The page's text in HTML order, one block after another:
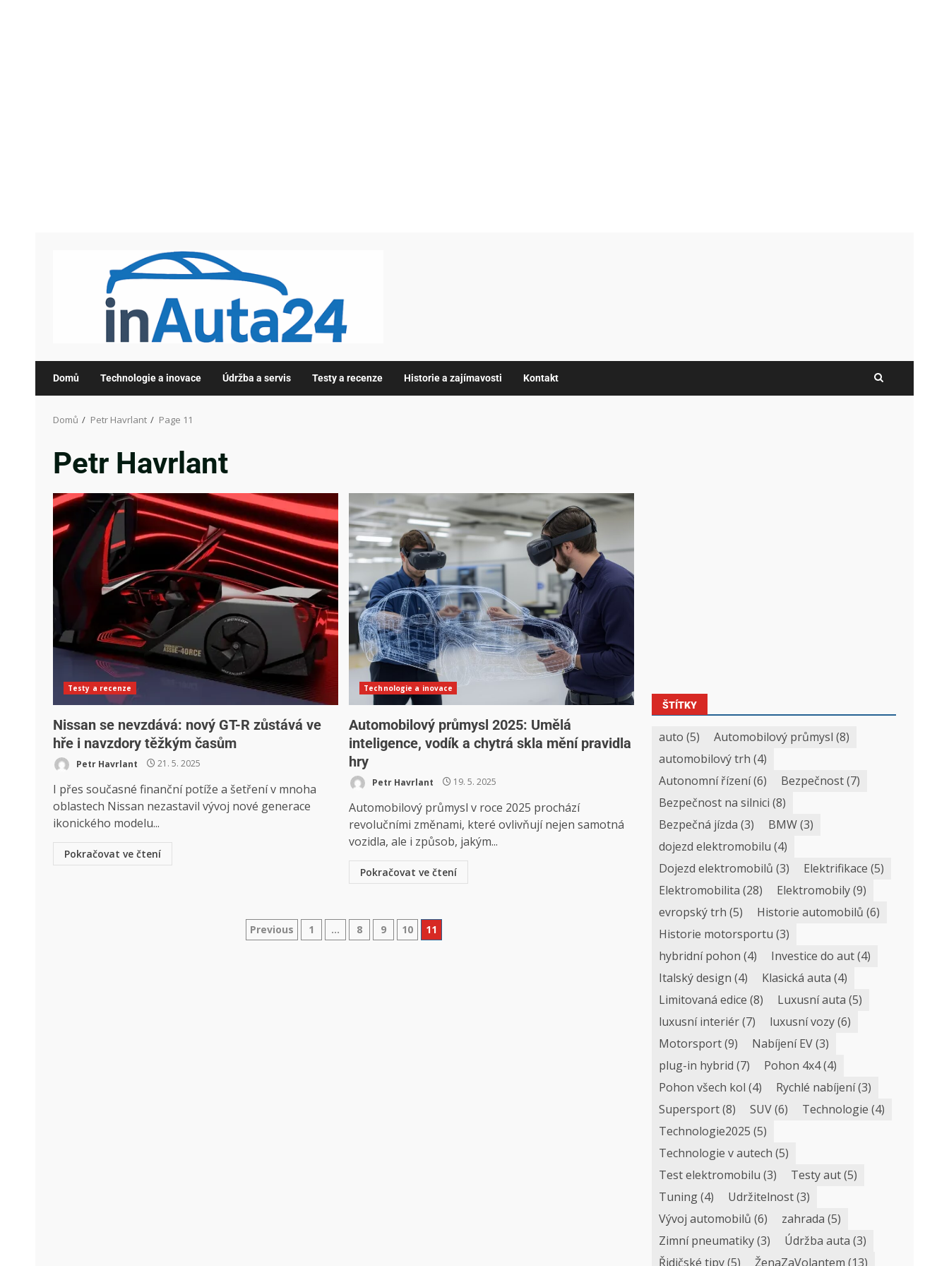
Domů Technologie a inovace Údržba a servis Testy a recenze Historie a zajímavosti Kontakt
Domů Petr Havrlant Page 11
Petr Havrlant
Testy a recenze
Nissan se nevzdává: nový GT-R zůstává ve
hře i navzdory těžkým časům
Petr Havrlant 21. 5. 2025
I přes současné finanční potíže a šetření v mnoha
oblastech Nissan nezastavil vývoj nové generace
ikonického modelu...
Pokračovat ve čtení
Technologie a inovace
Automobilový průmysl 2025: Umělá
inteligence, vodík a chytrá skla mění pravidla
hry
Petr Havrlant 19. 5. 2025
Automobilový průmysl v roce 2025 prochází
revolučními změnami, které ovlivňují nejen samotná
vozidla, ale i způsob, jakým...
Pokračovat ve čtení
Previous 1 … 8 9 10 11
ŠTÍTKY
auto (5) Automobilový průmysl (8)
automobilový trh (4)
Autonomní řízení(6) Bezpečnost(7)
Bezpečnost na silnici (8)
Bezpečná jízda (3) BMW(3)
dojezd elektromobilu (4)
Dojezd elektromobilů (3) Elektrifikace (5)
Elektromobilita (28) Elektromobily(9)
evropský trh (5) Historie automobilů (6)
Historie motorsportu (3)
hybridní pohon (4) Investice do aut(4)
Italský design (4) Klasická auta (4)
Limitovaná edice (8) Luxusní auta (5)
luxusní interiér(7) luxusní vozy(6)
Motorsport(9) Nabíjení EV(3)
plug-in hybrid (7) Pohon 4x4(4)
Pohon všech kol (4) Rychlé nabíjení(3)
Supersport(8) SUV(6) Technologie (4)
Technologie2025 (5)
Technologie v autech (5)
Test elektromobilu (3) Testy aut(5)
Tuning(4) Udržitelnost(3)
Vývoj automobilů (6) zahrada (5)
Zimní pneumatiky(3) Údržba auta (3)
Řidičské tipy(5) ŽenaZaVolantem (13)